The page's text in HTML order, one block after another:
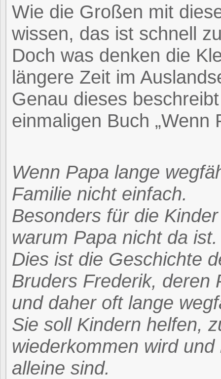
Wie die Großen mit
wissen, das ist schnell
Doch was denken die
längere Zeit im
Genau dieses
einmaligen Buch „Wenn
Wenn Papa lange
Familie nicht einfach.
Besonders für die
warum Papa nicht da ist.
Dies ist die Geschichte
Bruders Frederik, deren
und daher oft lange
Sie soll Kindern helfen,
wiederkommen wird
alleine sind.